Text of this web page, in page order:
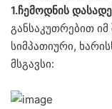
1.ჩემოდნის
განსაკუთრებით
სიმპათიური,
მსგავსი: